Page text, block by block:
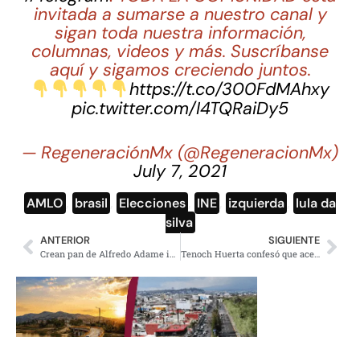
invitada a sumarse a nuestro canal y
sigan toda nuestra información,
columnas, videos y más. Suscríbanse
aquí y sigamos creciendo juntos.
https://t.co/300FdMAhxy
pic.twitter.com/I4TQRaiDy5
— RegeneraciónMx (@RegeneracionMx)
July 7, 2021
AMLO brasil Elecciones INE izquierda
lula da
silva
ANTERIOR
Crean pan de Alfredo Adame inspirado en la golpiza que recibió
SIGUIENTE
Tenoch Huerta confesó que aceptó el papel de Namor sin saber nadar; lo metieron a clases de natación